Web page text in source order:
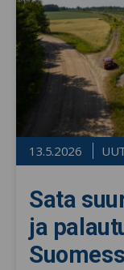
13.5.2026
Sata
ja